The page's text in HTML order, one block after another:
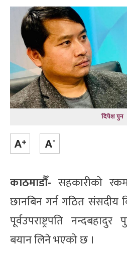
दिपेश पुन
काठमाडौँ- सहकारीको
छानबिन गर्न गठित संसदीय
पूर्वउपराष्ट्रपति
बयान लिने भएको छ ।